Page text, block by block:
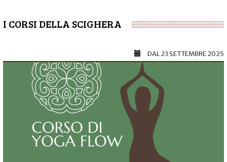
I CORSI DELLA SCIGHERA
DAL23 SETTEMBRE 2025